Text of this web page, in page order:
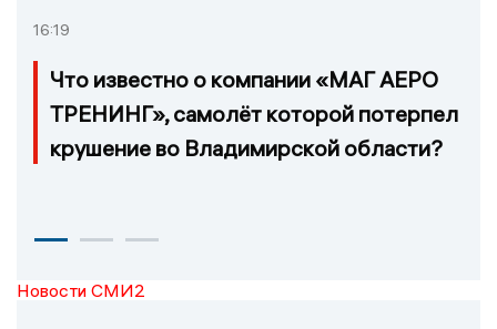
16:19
Что известно о компании «МАГ АЕРО
ТРЕНИНГ», самолёт которой потерпел
крушение во Владимирской области?
Новости СМИ2